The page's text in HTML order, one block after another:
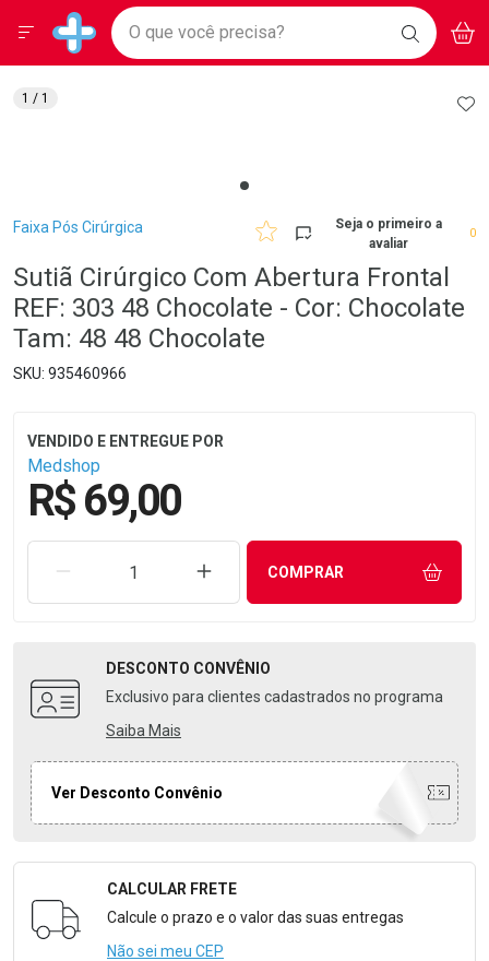
Drogarias Pacheco
Baixe nosso APP e aproveite Ofertas Exclusivas!
BAIXE
O APP
Ir direto para a home
pela página
Ir direto para o conteúdo
Ir direto para a busca
Ir direto para a conta
Faça a sua busca
O que você precisa? BUSCAR
Menu
Breadcrumb
Faixa Pós Cirúrgica
Seja o primeiro a
avaliar
0
Sutiã Cirúrgico Com Abertura Frontal
REF: 303 48 Chocolate - Cor: Chocolate
Tam: 48 48 Chocolate
935460966
Medshop
R$ 69,00
REMOVER UMA UNIDADEAUMENTAR UMA UNIDADE
COMPRAR
DESCONTO CONVÊNIO
Exclusivo para clientes cadastrados no programa
Saiba Mais
Ver Desconto Convênio
Formulário para Calcular o Frete
CALCULAR FRETE
Calcule o prazo e o valor das suas entregas
Não sei meu CEP
1 / 1